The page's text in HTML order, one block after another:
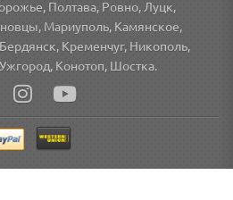
Полтава, Ровно, Луцк,
Мариуполь, Камянское,
Кременчуг, Никополь,
Конотоп, Шостка.